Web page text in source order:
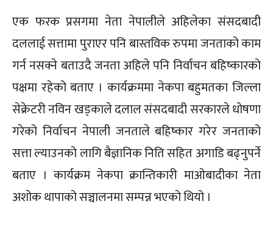
एक फरक प्रसगमा नेता नेपालीले अहिलेका संसदबादी
दललाई सत्तामा पुराएर पनि बास्तविक रुपमा जनताको काम
गर्न नसक्ने बताउदै जनता अहिले पनि निर्वाचन बहिष्कारको
पक्षमा रहेको बताए । कार्यक्रममा नेकपा बहुमतका जिल्ला
सेक्रेटरी नविन खड्काले दलाल संसदबादी सरकारले धोषणा
गरेको निर्वाचन नेपाली जनताले बहिष्कार गरेर जनताको
सत्ता ल्याउनको लागि बैज्ञानिक निति सहित अगाडि बढ्नुपर्ने
बताए । कार्यक्रम नेकपा क्रान्तिकारी माओबादीका नेता
अशोक थापाको सञ्चालनमा सम्पन्न भएको थियो ।